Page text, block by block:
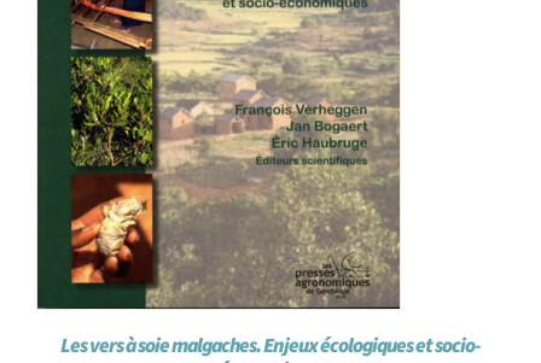
Les vers à soie malgaches. Enjeux écologiques et socio-